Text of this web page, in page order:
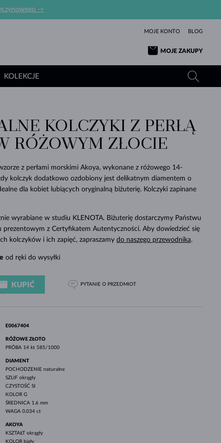
->
MOJE KONTO BLOG
MOJE ZAKUPY
WYJĄTKOWY
SPRAWDŹ
MIŁOŚĆ
SPRAWDŹ
ŻÓŁTE ZŁOTO
RÓŻOWE ZŁOTO
SPRAWDŹ
TANZANITY
TOPAZY
TURMALINY
MOŁDAWITY
BIAŁE ZŁOTO
PIĘKNE
SPRAWDŹ
TURMALINY
MOŁDAWITY
MINERAŁY
WISIORKI Z PERŁAMI
RÓŻOWE ZŁOTO
PROSTOTY
SPRAWDŹ
BRANSOLETKI
SPRAWDŹ
PERŁY
SPRAWDŹ
SZAFIRY
SZMARAGDY
MOŁDAWITY
MINERAŁY
BIAŁE ZŁOTO
BIŻUTERIA
SPRAWDŹ
PIĘKNO
SPRAWDŹ
KOLEKCJE
KOLEKCJE
SPRAWDŹ
KOLCZYKI Z PERŁĄ
RÓŻOWYM ZŁOCIE
z perłami morskimi Akoya, wykonane z różowego 14-
kolczyk dodatkowo ozdobiony jest delikatnym diamentem o
dla kobiet lubiących oryginalną biżuterię. Kolczyki zapinane
wyrabiane w studiu KLENOTA. Biżuterię dostarczymy Państwu
prezentowym z Certyfikatem Autentyczności. Aby dowiedzieć się
kolczyków i ich zapięć, zapraszamy do naszego przewodnika.
od ręki do wysyłki
KUPIĆ PYTANIE O PRZEDMIOT
E0067404
RÓŻOWE ZŁOTO
PRÓBA 14 kt 585/1000
DIAMENT
POCHODZENIE naturalne
SZLIF okrągły
CZYSTOŚĆ SI
KOLOR G
ŚREDNICA 1.6 mm
WAGA 0.034 ct
AKOYA
KSZTAŁT okrągły
KOLOR biały